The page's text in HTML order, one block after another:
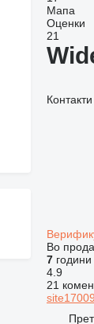
Мапа
Оценки
21
Контакти
Во
7години
4.9
21